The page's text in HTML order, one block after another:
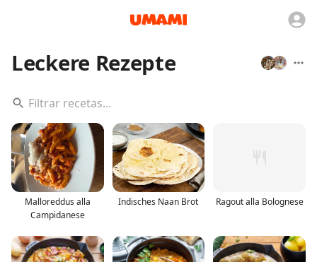
Leckere Rezepte
Malloreddus alla
Campidanese
Indisches Naan Brot Ragout alla Bolognese